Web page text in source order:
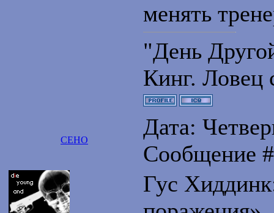
менять
"День
Кинг. Ловец
CEHO
Дата:
Сообщение
Гус